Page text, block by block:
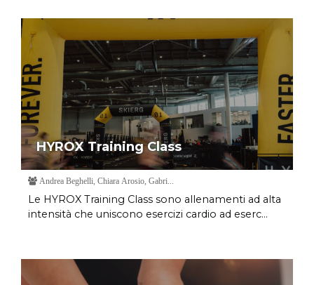
HYROX Training Class
Andrea Beghelli, Chiara Arosio, Gabri...
Le HYROX Training Class sono allenamenti ad alta
intensità che uniscono esercizi cardio ad eserc...